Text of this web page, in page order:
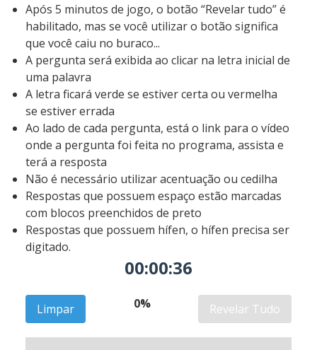
Após 5 minutos de jogo, o botão “Revelar tudo” é
habilitado, mas se você utilizar o botão significa
que você caiu no buraco...
A pergunta será exibida ao clicar na letra inicial de
uma palavra
A letra ficará verde se estiver certa ou vermelha
se estiver errada
Ao lado de cada pergunta, está o link para o vídeo
onde a pergunta foi feita no programa, assista e
terá a resposta
Não é necessário utilizar acentuação ou cedilha
Respostas que possuem espaço estão marcadas
com blocos preenchidos de preto
Respostas que possuem hífen, o hífen precisa ser
digitado.
00:00:37
Limpar 0% Revelar Tudo